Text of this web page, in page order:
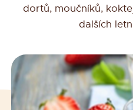
dortů, moučníků,
dalších